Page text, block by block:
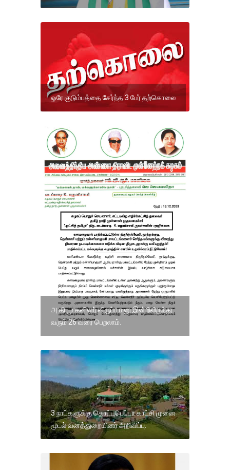
ஒரே குடும்பத்தை சேர்ந்த 3 பேர் தற்கொலை
அ.தி.மு.கவினர் விருப்ப மனு இன்றிலிருந்து
வரும் 26 வரை பெறலாம்.
3 நாட்களுக்கு தொட்டபெட்டா காட்சி முனை
மூடல் வனத்துறையினர் அறிவிப்பு.